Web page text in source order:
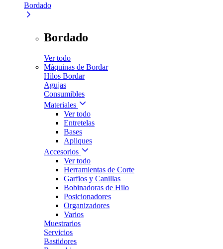
Bordado
Bordado
Ver todo
Máquinas de Bordar
Hilos Bordar
Agujas
Consumibles
Materiales
Ver todo
Entretelas
Bases
Apliques
Accesorios
Ver todo
Herramientas de Corte
Garfios y Canillas
Bobinadoras de Hilo
Posicionadores
Organizadores
Varios
Muestrarios
Servicios
Bastidores